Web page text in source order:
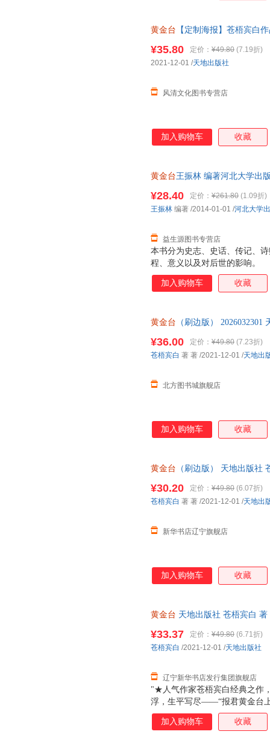
黄金台 【定制海报】苍梧宾白
¥35.80 定价： ¥49.80 (7.19折)
风清文化图书专营店
2021-12-01 /天地出版社
加入购物车 收藏
黄金台王振林 编著河北大学出
本书分为史志、史话、传记、
程、意义以及对后世的影响。
¥28.40 定价： ¥261.80 (1.09折)
益生源图书专营店
王振林 编著 /2014-01-01 /河北大学
加入购物车 收藏
黄金台 （刷边版）
¥36.00 定价： ¥49.80 (7.23折)
北方图书城旗舰店
苍梧宾白 著 著 /2021-12-01 /天地出
加入购物车 收藏
黄金台 （刷边版） 天地出版社
¥30.20 定价： ¥49.80 (6.07折)
新华书店辽宁旗舰店
苍梧宾白 著 著 /2021-12-01 /天地出
加入购物车 收藏
黄金台 天地出版社 苍梧宾白
"★人气作家苍梧宾白经典之作
浮，生平写尽——“报君黄金台
负天下人，他不负他★凡有所
哭，十二载光阴，岁如长河，
¥33.37 定价： ¥49.80 (6.71折)
辽宁新华书店发行集团旗舰店
苍梧宾白 /2021-12-01 /天地出版社
加入购物车 收藏